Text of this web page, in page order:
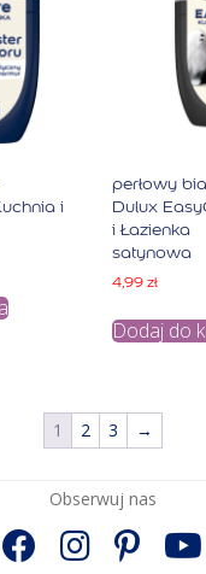
i
perłowy
Dulux
i Łazienka
satynowa
4,99zł
Dodaj do
1 2 3 →
Obserwuj nas